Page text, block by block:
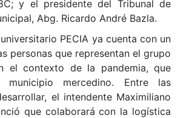
y el presidente del Tribunal de
Abg. Ricardo André Bazla.
PECIA ya cuenta con un
personas que representan el grupo
el contexto de la pandemia, que
mercedino. Entre las
el intendente Maximiliano
que colaborará con la logística